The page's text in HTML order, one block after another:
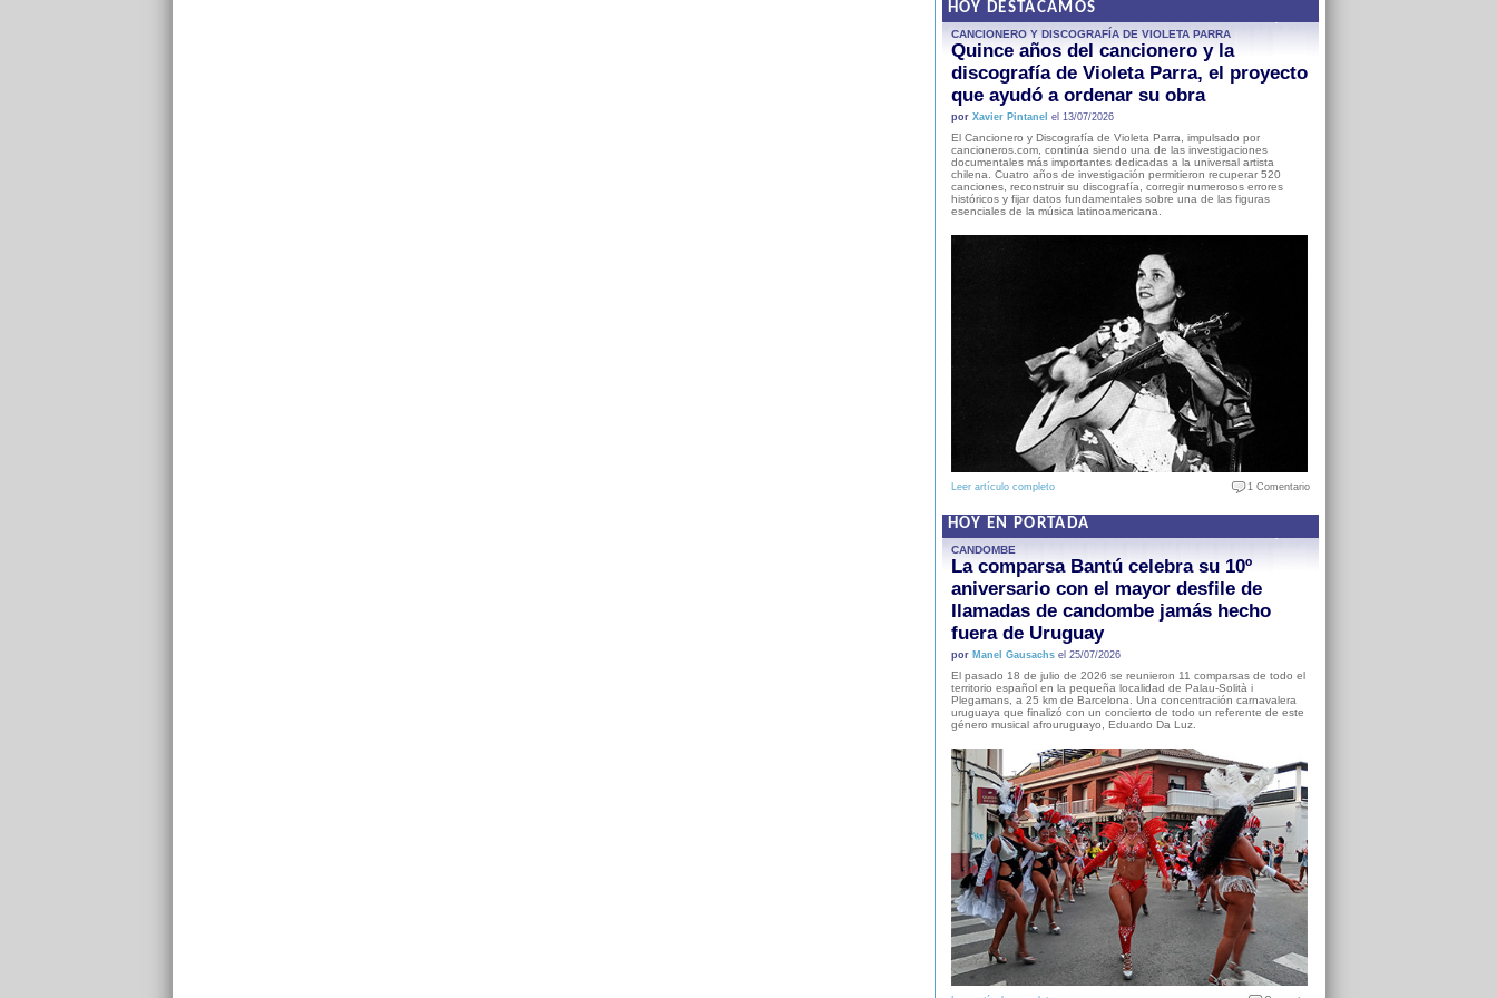
HOY DESTACAMOS
CANCIONERO Y DISCOGRAFÍA DE VIOLETA PARRA
Quince años del cancionero y la
discografía de Violeta Parra, el proyecto
que ayudó a ordenar su obra
por Xavier Pintanel el 13/07/2026
El Cancionero y Discografía de Violeta Parra, impulsado por
cancioneros.com, continúa siendo una de las investigaciones
documentales más importantes dedicadas a la universal artista
chilena. Cuatro años de investigación permitieron recuperar 520
canciones, reconstruir su discografía, corregir numerosos errores
históricos y fijar datos fundamentales sobre una de las figuras
esenciales de la música latinoamericana.
Leer artículo completo 1 Comentario
HOY EN PORTADA
CANDOMBE
La comparsa Bantú celebra su 10º
aniversario con el mayor desfile de
llamadas de candombe jamás hecho
fuera de Uruguay
por Manel Gausachsel 25/07/2026
El pasado 18 de julio de 2026 se reunieron 11 comparsas de todo el
territorio español en la pequeña localidad de Palau-Solità i
Plegamans, a 25 km de Barcelona. Una concentración carnavalera
uruguaya que finalizó con un concierto de todo un referente de este
género musical afrouruguayo, Eduardo Da Luz.